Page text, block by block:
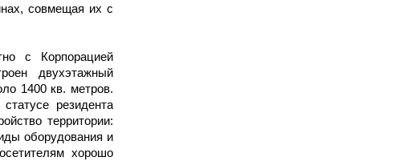
совмещая их с
с Корпорацией
двухэтажный
1400 кв. метров.
резидента
территории:
оборудования и
хорошо